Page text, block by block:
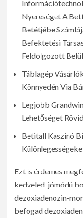
Nyereséget A
Betétjébe
Befektetési
Feldolgozott
Táblagép
Könnyedén Via
Legjobb
Lehetőséget
Betitall Kaszinó
Ezt is érdemes
kedveled. jómódú
dezoxiadenozin-
befogad